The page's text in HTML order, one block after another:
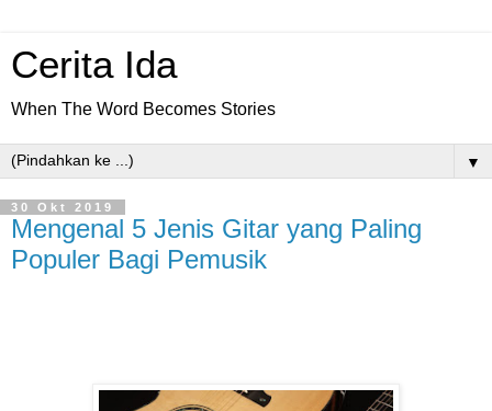
Cerita Ida
When The Word Becomes Stories
▼
30 Okt 2019
Mengenal 5 Jenis Gitar yang Paling
Populer Bagi Pemusik